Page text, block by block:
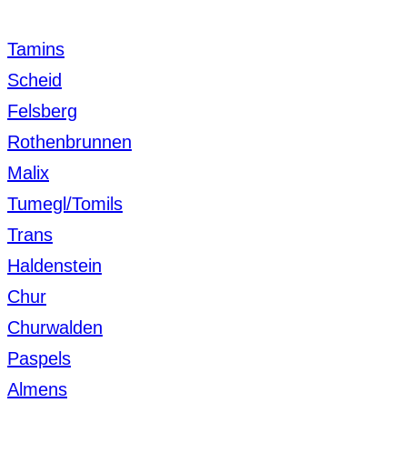
Tamins
Scheid
Felsberg
Rothenbrunnen
Malix
Tumegl/Tomils
Trans
Haldenstein
Chur
Churwalden
Paspels
Almens